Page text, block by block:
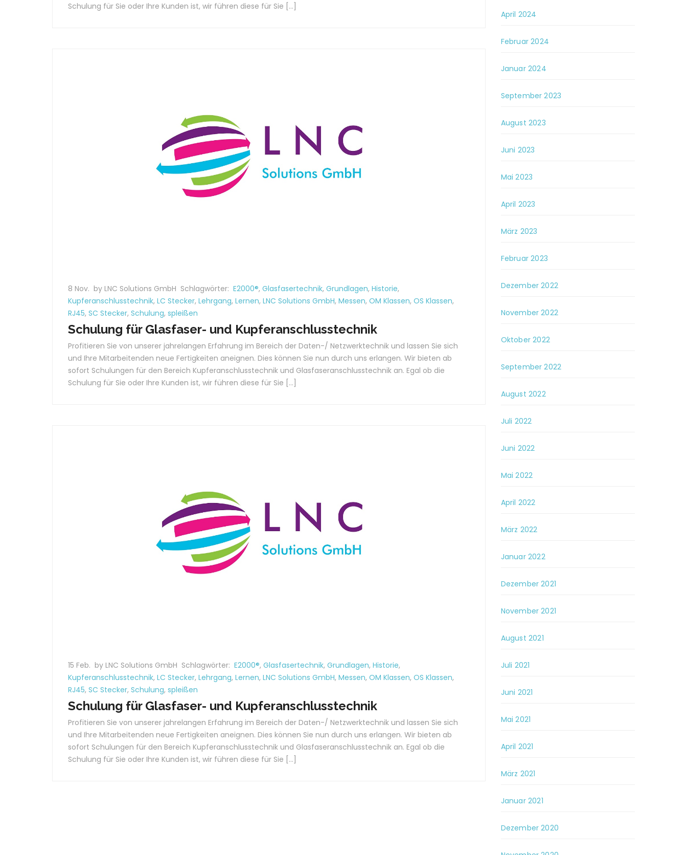
Schulung für Sie oder Ihre Kunden ist, wir führen diese für Sie […]
8 Nov. by LNC Solutions GmbH Schlagwörter: E2000®, Glasfasertechnik, Grundlagen, Historie,
Kupferanschlusstechnik, LC Stecker, Lehrgang, Lernen, LNC Solutions GmbH, Messen, OM Klassen, OS Klassen,
RJ45, SC Stecker, Schulung, spleißen
Schulung für Glasfaser- und Kupferanschlusstechnik
Profitieren Sie von unserer jahrelangen Erfahrung im Bereich der Daten-/ Netzwerktechnik und lassen Sie sich
und Ihre Mitarbeitenden neue Fertigkeiten aneignen. Dies können Sie nun durch uns erlangen. Wir bieten ab
sofort Schulungen für den Bereich Kupferanschlusstechnik und Glasfaseranschlusstechnik an. Egal ob die
Schulung für Sie oder Ihre Kunden ist, wir führen diese für Sie […]
15 Feb. by LNC Solutions GmbH Schlagwörter: E2000®, Glasfasertechnik, Grundlagen, Historie,
Kupferanschlusstechnik, LC Stecker, Lehrgang, Lernen, LNC Solutions GmbH, Messen, OM Klassen, OS Klassen,
RJ45, SC Stecker, Schulung, spleißen
Schulung für Glasfaser- und Kupferanschlusstechnik
Profitieren Sie von unserer jahrelangen Erfahrung im Bereich der Daten-/ Netzwerktechnik und lassen Sie sich
und Ihre Mitarbeitenden neue Fertigkeiten aneignen. Dies können Sie nun durch uns erlangen. Wir bieten ab
sofort Schulungen für den Bereich Kupferanschlusstechnik und Glasfaseranschlusstechnik an. Egal ob die
Schulung für Sie oder Ihre Kunden ist, wir führen diese für Sie […]
April 2024
Februar 2024
Januar 2024
September 2023
August 2023
Juni 2023
Mai 2023
April 2023
März 2023
Februar 2023
Dezember 2022
November 2022
Oktober 2022
September 2022
August 2022
Juli 2022
Juni 2022
Mai 2022
April 2022
März 2022
Januar 2022
Dezember 2021
November 2021
August 2021
Juli 2021
Juni 2021
Mai 2021
April 2021
März 2021
Januar 2021
Dezember 2020